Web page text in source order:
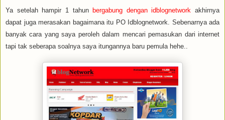
Ya setelah hampir 1 tahun bergabung dengan idblognetwork akhirnya
dapat juga merasakan bagaimana itu PO Idblognetwork. Sebenarnya ada
banyak cara yang saya peroleh dalam mencari pemasukan dari internet
tapi tak seberapa soalnya saya itungannya baru pemula hehe..